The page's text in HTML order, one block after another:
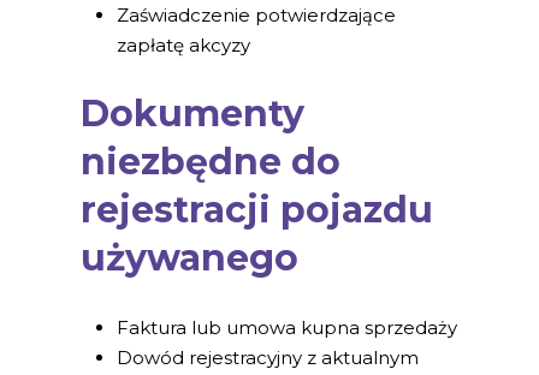
Zaświadczenie potwierdzające
zapłatę akcyzy
Dokumenty
niezbędne do
rejestracji pojazdu
używanego
Faktura lub umowa kupna sprzedaży
Dowód rejestracyjny z aktualnym